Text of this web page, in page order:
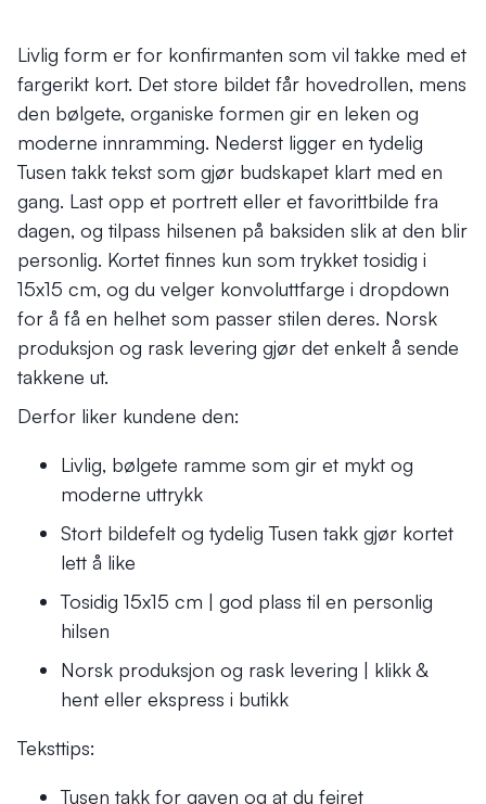
Livlig form er for konfirmanten som vil takke med et
fargerikt kort. Det store bildet får hovedrollen, mens
den bølgete, organiske formen gir en leken og
moderne innramming. Nederst ligger en tydelig
Tusen takk tekst som gjør budskapet klart med en
gang. Last opp et portrett eller et favorittbilde fra
dagen, og tilpass hilsenen på baksiden slik at den blir
personlig. Kortet finnes kun som trykket tosidig i
15x15 cm, og du velger konvoluttfarge i dropdown
for å få en helhet som passer stilen deres. Norsk
produksjon og rask levering gjør det enkelt å sende
takkene ut.
Derfor liker kundene den:
Livlig, bølgete ramme som gir et mykt og
moderne uttrykk
Stort bildefelt og tydelig Tusen takk gjør kortet
lett å like
Tosidig 15x15 cm | god plass til en personlig
hilsen
Norsk produksjon og rask levering | klikk &
hent eller ekspress i butikk
Teksttips:
Tusen takk for gaven og at du feiret